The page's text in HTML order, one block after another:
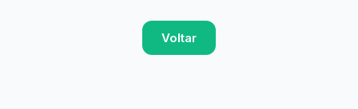
Voltar